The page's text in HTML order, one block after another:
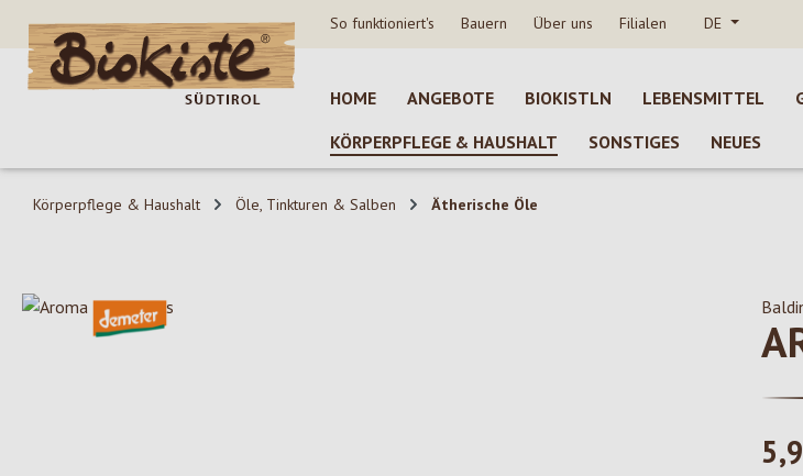
Hauptinhalt springen
Zur Suche springen
Zur Hauptnavigation springen So funktioniert's Bauern Über uns Filialen DE
HOME ANGEBOTE BIOKISTLN LEBENSMITTEL
KÖRPERPFLEGE & HAUSHALT
SONSTIGES NEUES
Körperpflege & Haushalt Öle, Tinkturen & Salben Ätherische Öle
Bildergalerie überspringen